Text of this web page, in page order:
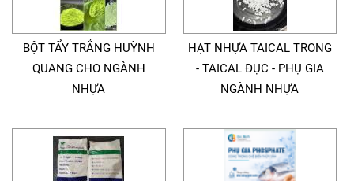
BỘT TẨY TRẮNG HUỲNH
QUANG CHO NGÀNH
NHỰA
HẠT NHỰA TAICAL TRONG
- TAICAL ĐỤC - PHỤ GIA
NGÀNH NHỰA